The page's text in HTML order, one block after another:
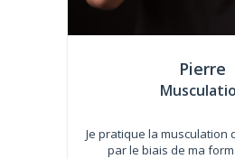
Pierre
Je pratique la musculation
par le biais de ma